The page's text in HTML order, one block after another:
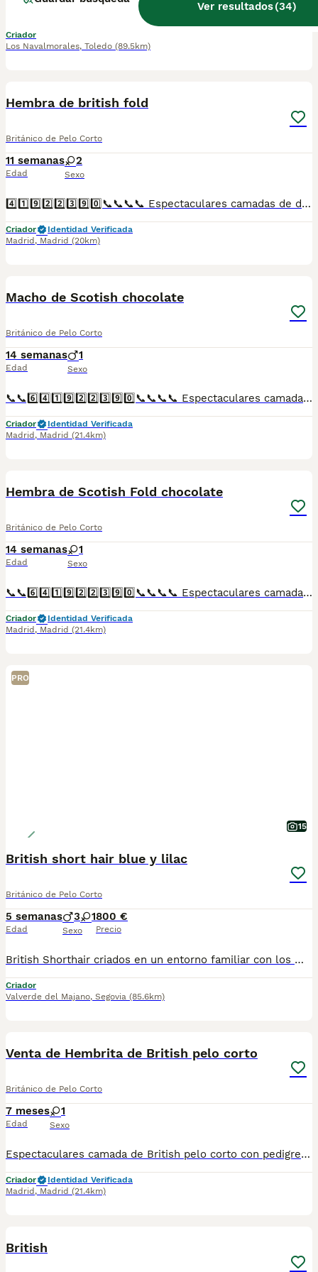
Ver resultados(34)
Criador
Los Navalmorales, Toledo (89.5km)
Hembra de british fold
Británico de Pelo Corto
11 semanas
Edad
2
Sexo
4️⃣1️⃣9️⃣2️⃣2️⃣3️⃣9️⃣0️⃣📞📞📞📞 Espectaculares camadas de de machos y hembras de british fols nacionales descendientes de las mejores líneas de sangre. Disponibles tanto hembras como machos. Las camadas están bajo supervisión veterinaria desde su nacimiento hasta que son entregadas a su nueva familia. Criados por un equipo de profesionales y mejores personas que, con más de 20 años de experiencia , cuidan a los animales por vocación, aplicando una cría ética y responsable para que cada cachorro se desarrolle con la mejor salud y con un buen temperamento. Todos los cachorritos se entregan con unos dos meses y medio de edad y sus vacunas correspondientes, desparasitados interna y externamente, con certificado de salud, y garantía tanto por enfermedad vírica como congénito genética. Posibilidad de entregar en toda España mediante transporte propio preparado para animales y con chofer privado. Los precios pueden variar según las características y morfología de cada cachorro. Añádenos al whats app o llámanos, y encantados atenderemos todas tus dudas y consultas. Teléfono / Whats app: 641 92 23 90
Criador
Identidad Verificada
Madrid , Madrid (20km)
Macho de Scotish chocolate
Británico de Pelo Corto
14 semanas
Edad
1
Sexo
📞📞6️⃣4️⃣1️⃣9️⃣2️⃣2️⃣3️⃣9️⃣0️⃣📞📞📞📞 Espectaculares camadas de gatitos de machos y hembras de Scotish chocolate nacionales descendientes de las mejores líneas de sangre. Disponibles tanto hembras como machos. Las camadas están bajo supervisión veterinaria desde su nacimiento hasta que son entregadas a su nueva familia. Criados por un equipo de profesionales y mejores personas que, con más de 20 años de experiencia , cuidan a los animales por vocación, aplicando una cría ética y responsable para que cada cachorro se desarrolle con la mejor salud y con un buen temperamento. Todos los cachorritos se entregan con unos dos meses y medio de edad y sus vacunas correspondientes, desparasitados interna y externamente, con certificado de salud, y garantía tanto por enfermedad vírica como congénito genética. Posibilidad de entregar en toda España mediante transporte propio preparado para animales y con chofer privado. Los precios pueden variar según las características y morfología de cada cachorro. Añádenos al whats app o llámanos, y encantados atenderemos todas tus dudas y consultas. Teléfono / Whats app: 641 92 23 90
Criador
Identidad Verificada
Madrid , Madrid (21.4km)
Hembra de Scotish Fold chocolate
Británico de Pelo Corto
14 semanas
Edad
1
Sexo
📞📞6️⃣4️⃣1️⃣9️⃣2️⃣2️⃣3️⃣9️⃣0️⃣📞📞📞📞 Espectaculares camadas de gatitos de machos y hembras de Scotish Fold chocólate nacionales descendientes de las mejores líneas de sangre. Disponibles tanto hembras como machos. Las camadas están bajo supervisión veterinaria desde su nacimiento hasta que son entregadas a su nueva familia. Criados por un equipo de profesionales y mejores personas que, con más de 20 años de experiencia , cuidan a los animales por vocación, aplicando una cría ética y responsable para que cada cachorro se desarrolle con la mejor salud y con un buen temperamento. Todos los cachorritos se entregan con unos dos meses y medio de edad y sus vacunas correspondientes, desparasitados interna y externamente, con certificado de salud, y garantía tanto por enfermedad vírica como congénito genética. Posibilidad de entregar en toda España mediante transporte propio preparado para animales y con chofer privado. Los precios pueden variar según las características y morfología de cada cachorro. Añádenos al whats app o llámanos, y encantados atenderemos todas tus dudas y consultas. Teléfono / Whats app: 641 92 23 90
Criador
Identidad Verificada
Madrid , Madrid (21.4km)
PRO
15
British short hair blue y lilac
Británico de Pelo Corto
5 semanas
Edad
3 1
Sexo
800 €
Precio
British Shorthair criados en un entorno familiar con los mejores cuidados en núcleo zoológico habilitado. Como veterinario, doy máxima importancia a la salud y al bienestar de mis gatos. Todos los gatitos se entregan revisados, vacunados, desparasitados, con microchip y cartilla sanitaria al día, ofreciendo todas las garantías sanitarias y el asesoramiento necesario para su correcta adaptación a su nuevo hogar. Solo se entregan a familias responsables que les proporcionen un hogar para toda la vida. No se entregan hasta los 2.5 meses de edad.
Criador
Valverde del Majano, Segovia (85.6km)
Venta de Hembrita de British pelo corto
Británico de Pelo Corto
7 meses
Edad
1
Sexo
Espectaculares camada de British pelo corto con pedigree. Todos los cachorritos se entregan con unos dos meses y medio de edad y sus vacunas correspondientes, desparasitados interna y externamente, con certificado de salud, y garantía tanto por enfermedad vírica como congénito genética. Posibilidad de entregar en toda España mediante transporte propio preparado para animales y con chofer privado. Los precios pueden variar según las características y morfología de cada cachorro. Añádenos al whats app o llámanos, y encantados atenderemos todas tus dudas y consultas. Teléfono / Whats app: 641 92 23 90
Criador
Identidad Verificada
Madrid , Madrid (21.4km)
British